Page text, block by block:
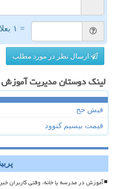
= ۱ بعلاوه ۱
ارسال نظر در مورد مطلب
لینک دوستان مدیریت آموزش
فیش حج
قیمت بیسیم کنوود
آموزش در مدرسه یا خانه، وقتی کاربران